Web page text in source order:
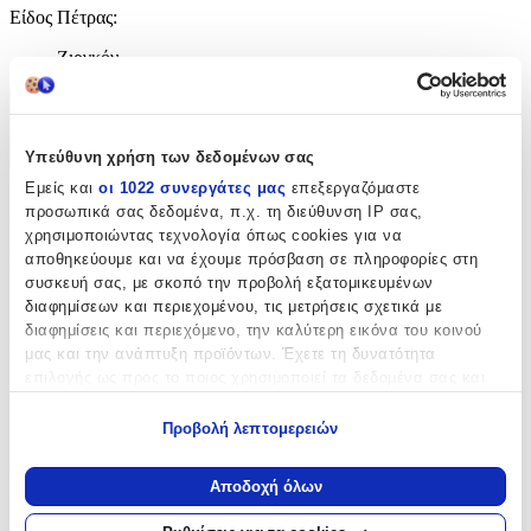
Υπεύθυνη χρήση των δεδομένων σας
Εμείς και οι 1022 συνεργάτες μας επεξεργαζόμαστε
προσωπικά σας δεδομένα, π.χ. τη διεύθυνση IP σας,
χρησιμοποιώντας τεχνολογία όπως cookies για να
αποθηκεύουμε και να έχουμε πρόσβαση σε πληροφορίες στη
συσκευή σας, με σκοπό την προβολή εξατομικευμένων
διαφημίσεων και περιεχομένου, τις μετρήσεις σχετικά με
διαφημίσεις και περιεχόμενο, την καλύτερη εικόνα του κοινού
μας και την ανάπτυξη προϊόντων. Έχετε τη δυνατότητα
Να συλλέξουμε πληροφορίες σχετικά με τη γεωγραφική
σας τοποθεσία, οι οποίες μπορεί να είναι ακριβείς σε
απόσταση μερικών μέτρων
Προβολή λεπτομερειών
Αποδοχή όλων
Είδος Πέτρας:
Ζιργκόν
Χαρακτηριστικά
+
Χαρακτηριστικά
Κατασκευαστής:
Senza
Βασικά Χαρακτηριστικά
Χρώμα Υλικού:
Υλικό:
Ασήμι